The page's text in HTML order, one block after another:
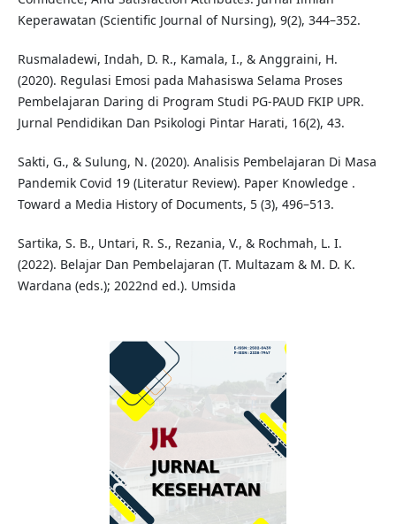
Keperawatan (Scientific Journal of Nursing), 9(2), 344–352.
Rusmaladewi, Indah, D. R., Kamala, I., & Anggraini, H.
(2020). Regulasi Emosi pada Mahasiswa Selama Proses
Pembelajaran Daring di Program Studi PG-PAUD FKIP UPR.
Jurnal Pendidikan Dan Psikologi Pintar Harati, 16(2), 43.
Sakti, G., & Sulung, N. (2020). Analisis Pembelajaran Di Masa
Pandemik Covid 19 (Literatur Review). Paper Knowledge .
Toward a Media History of Documents, 5 (3), 496–513.
Sartika, S. B., Untari, R. S., Rezania, V., & Rochmah, L. I.
(2022). Belajar Dan Pembelajaran (T. Multazam & M. D. K.
Wardana (eds.); 2022nd ed.). Umsida